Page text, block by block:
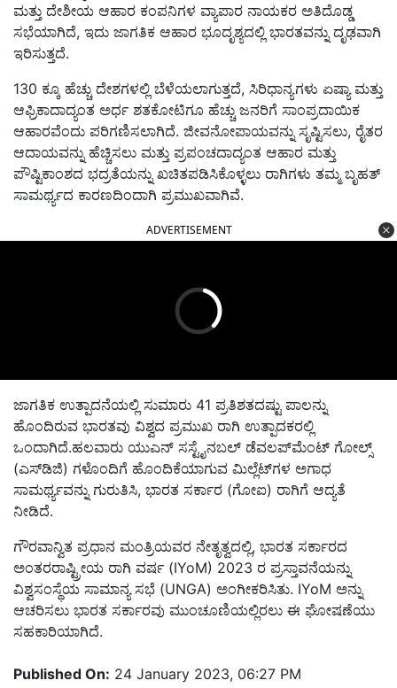
ಮತ್ತು ದೇಶೀಯ ಆಹಾರ ಕಂಪನಿಗಳ ವ್ಯಾಪಾರ ನಾಯಕರ ಅತಿದೊಡ್ಡ
ಸಭೆಯಾಗಿದೆ, ಇದು ಜಾಗತಿಕ ಆಹಾರ ಭೂದೃಶ್ಯದಲ್ಲಿ ಭಾರತವನ್ನು ದೃಢವಾಗಿ
ಇರಿಸುತ್ತದೆ.
130 ಕ್ಕೂ ಹೆಚ್ಚು ದೇಶಗಳಲ್ಲಿ ಬೆಳೆಯಲಾಗುತ್ತದೆ, ಸಿರಿಧಾನ್ಯಗಳು ಏಷ್ಯಾ ಮತ್ತು
ಆಫ್ರಿಕಾದಾದ್ಯಂತ ಅರ್ಧ ಶತಕೋಟಿಗೂ ಹೆಚ್ಚು ಜನರಿಗೆ ಸಾಂಪ್ರದಾಯಿಕ
ಆಹಾರವೆಂದು ಪರಿಗಣಿಸಲಾಗಿದೆ. ಜೀವನೋಪಾಯವನ್ನು ಸೃಷ್ಟಿಸಲು, ರೈತರ
ಆದಾಯವನ್ನು ಹೆಚ್ಚಿಸಲು ಮತ್ತು ಪ್ರಪಂಚದಾದ್ಯಂತ ಆಹಾರ ಮತ್ತು
ಪೌಷ್ಟಿಕಾಂಶದ ಭದ್ರತೆಯನ್ನು ಖಚಿತಪಡಿಸಿಕೊಳ್ಳಲು ರಾಗಿಗಳು ತಮ್ಮ ಬೃಹತ್
ಸಾಮರ್ಥ್ಯದ ಕಾರಣದಿಂದಾಗಿ ಪ್ರಮುಖವಾಗಿವೆ.
ADVERTISEMENT
ಜಾಗತಿಕ ಉತ್ಪಾದನೆಯಲ್ಲಿ ಸುಮಾರು 41 ಪ್ರತಿಶತದಷ್ಟು ಪಾಲನ್ನು
ಹೊಂದಿರುವ ಭಾರತವು ವಿಶ್ವದ ಪ್ರಮುಖ ರಾಗಿ ಉತ್ಪಾದಕರಲ್ಲಿ
ಒಂದಾಗಿದೆ.ಹಲವಾರು ಯುಎನ್ ಸಸ್ಟೈನಬಲ್ ಡೆವಲಪ್‌ಮೆಂಟ್ ಗೋಲ್ಸ್
(ಎಸ್‌ಡಿಜಿ) ಗಳೊಂದಿಗೆ ಹೊಂದಿಕೆಯಾಗುವ ಮಿಲ್ಲೆಟ್‌ಗಳ ಅಗಾಧ
ಸಾಮರ್ಥ್ಯವನ್ನು ಗುರುತಿಸಿ, ಭಾರತ ಸರ್ಕಾರ (ಗೋಐ) ರಾಗಿಗೆ ಆದ್ಯತೆ
ನೀಡಿದೆ.
ಗೌರವಾನ್ವಿತ ಪ್ರಧಾನ ಮಂತ್ರಿಯವರ ನೇತೃತ್ವದಲ್ಲಿ, ಭಾರತ ಸರ್ಕಾರದ
ಅಂತರರಾಷ್ಟ್ರೀಯ ರಾಗಿ ವರ್ಷ (IYoM) 2023 ರ ಪ್ರಸ್ತಾವನೆಯನ್ನು
ವಿಶ್ವಸಂಸ್ಥೆಯ ಸಾಮಾನ್ಯ ಸಭೆ (UNGA) ಅಂಗೀಕರಿಸಿತು. IYoM ಅನ್ನು
ಆಚರಿಸಲು ಭಾರತ ಸರ್ಕಾರವು ಮುಂಚೂಣಿಯಲ್ಲಿರಲು ಈ ಘೋಷಣೆಯು
ಸಹಕಾರಿಯಾಗಿದೆ.
Published On: 24 January 2023, 06:27 PM